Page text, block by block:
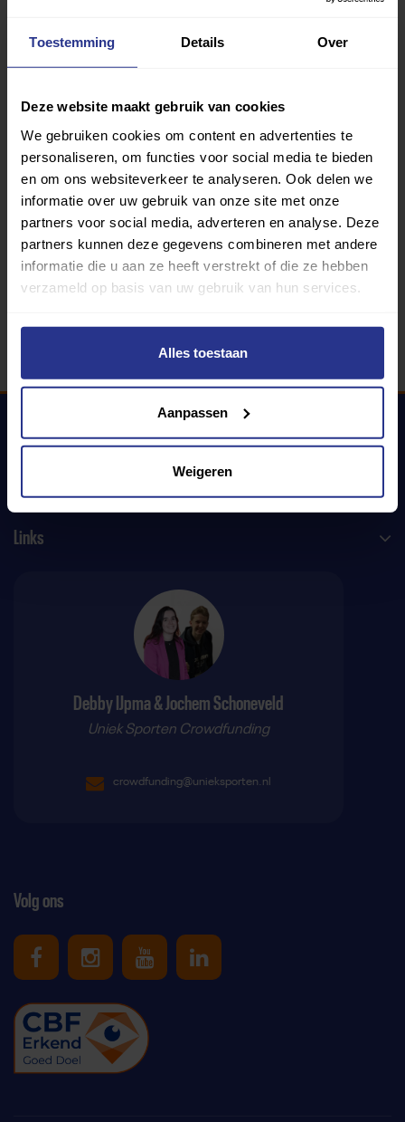
Toestemming Details Over
Deze website maakt gebruik van cookies
We gebruiken cookies om content en advertenties te
personaliseren, om functies voor social media te bieden
en om ons websiteverkeer te analyseren. Ook delen we
informatie over uw gebruik van onze site met onze
partners voor social media, adverteren en analyse. Deze
partners kunnen deze gegevens combineren met andere
informatie die u aan ze heeft verstrekt of die ze hebben
verzameld op basis van uw gebruik van hun services.
Alles toestaan
Aanpassen
Weigeren
Verantwoording Transplantatie Sportdag op 9 Oktober
Naar project
Links
Volg ons
Uniek Sporten op Facebook
Uniek Sporten op Instagram
Uniek Sporten op Youtube
Uniek Sporten op
Debby IJpma & Jochem Schoneveld
Uniek Sporten Crowdfunding
crowdfunding@unieksporten.nl